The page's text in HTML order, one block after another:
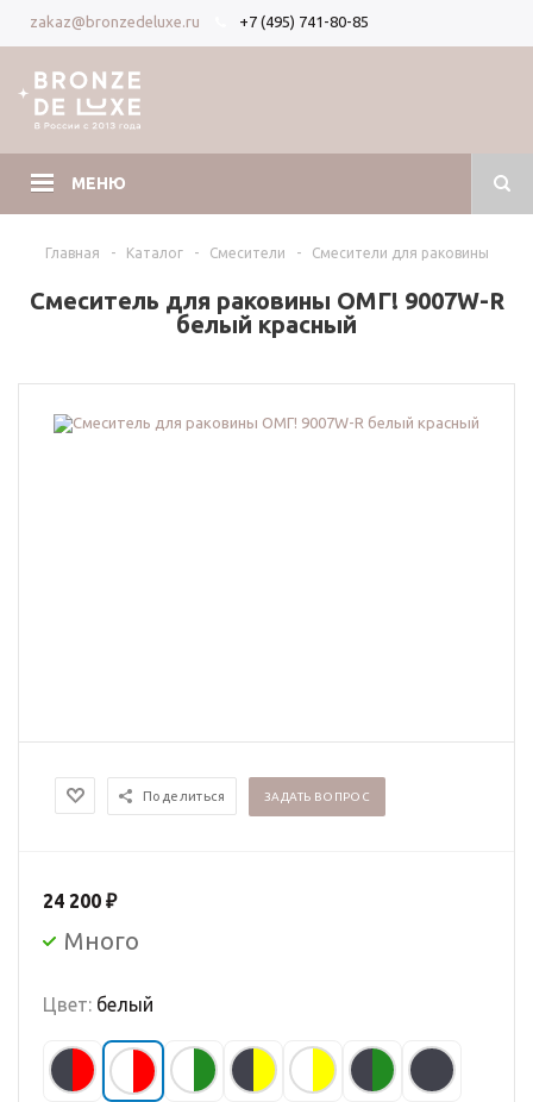
zakaz@bronzedeluxe.ru +7 (495) 741-80-85
МЕНЮ
Главная - Каталог - Смесители - Смесители для раковины
Смеситель для раковины ОМГ! 9007W-R
белый красный
Поделиться ЗАДАТЬ ВОПРОС
Цвет: белый
24 200 ₽
Много